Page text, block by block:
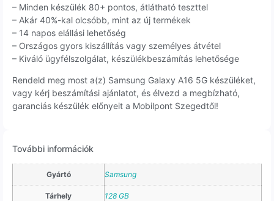
– Minden készülék 80+ pontos, átlátható teszttel
– Akár 40%-kal olcsóbb, mint az új termékek
– 14 napos elállási lehetőség
– Országos gyors kiszállítás vagy személyes átvétel
– Kiváló ügyfélszolgálat, készülékbeszámítás lehetősége
Rendeld meg most a(z) Samsung Galaxy A16 5G készüléket,
vagy kérj beszámítási ajánlatot, és élvezd a megbízható,
garanciás készülék előnyeit a Mobilpont Szegedtől!
További információk
Gyártó Samsung
Tárhely 128 GB